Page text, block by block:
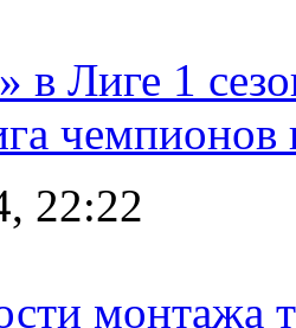
в Лиге 1
чемпионов
22:22
монтажа